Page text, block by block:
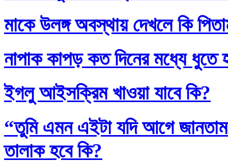
মাকে উলঙ্গ অবস্থায় দেখলে কি
নাপাক কাপড় কত দিনের মধ্যে ধুতে
ইগলু আইসক্রিম খাওয়া যাবে কি?
“তুমি এমন এইটা যদি আগে
তালাক হবে কি?